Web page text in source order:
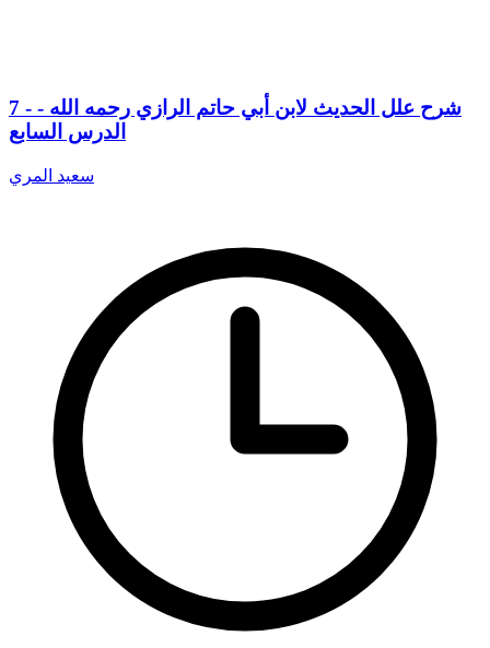
7 - شرح علل الحديث لابن أبي حاتم الرازي رحمه الله -
الدرس السابع
سعيد المري